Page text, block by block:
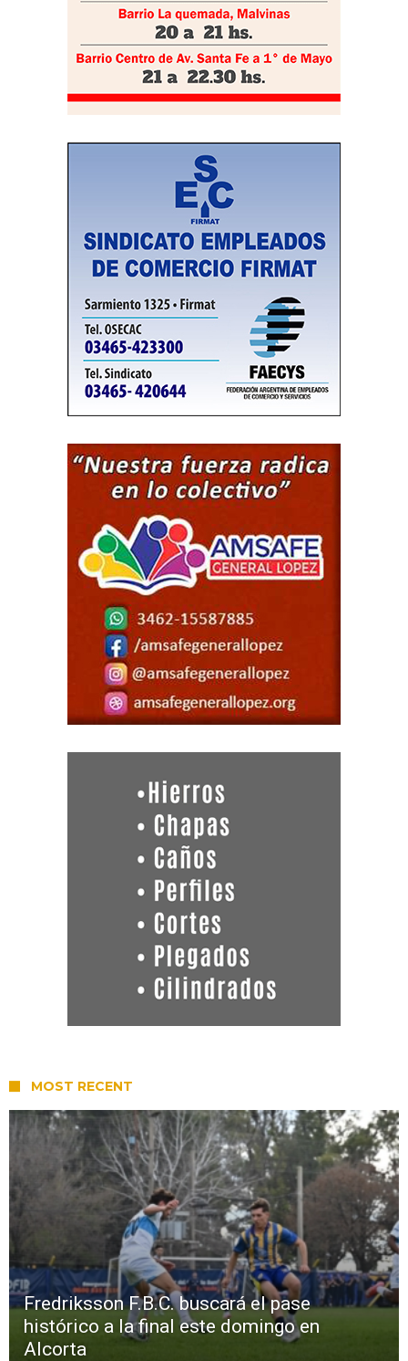
MOST RECENT
Fredriksson F.B.C. buscará el pase
histórico a la final este domingo en
Alcorta